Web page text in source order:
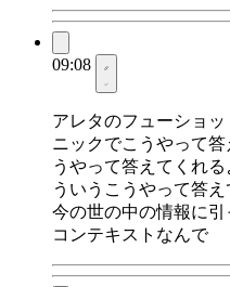
09:08
アレタのフューショ
ニックでこうやって
うやって答えてくれ
ういうこうやって答
今の世の中の情報に
コンテキストなんで